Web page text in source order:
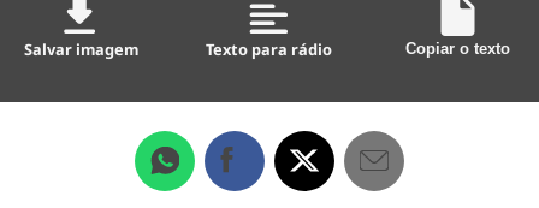
Salvar imagem Texto para rádio Copiar o texto